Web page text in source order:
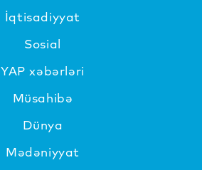
İqtisadiyyat
Sosial
YAP xəbərləri
Müsahibə
Dünya
Mədəniyyat